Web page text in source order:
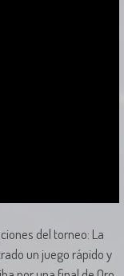
del torneo: La
un juego rápido y